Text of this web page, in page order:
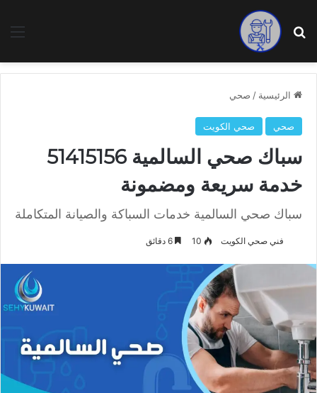
بحث عن
الرئيسية / صحي
صحي صحي الكويت
سباك صحي السالمية 51415156
خدمة سريعة ومضمونة
سباك صحي السالمية خدمات السباكة والصيانة المتكاملة
فني صحي الكويت 10